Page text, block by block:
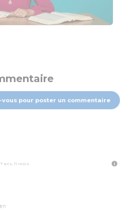
vous pour poster un commentaire
ans, 11 mois